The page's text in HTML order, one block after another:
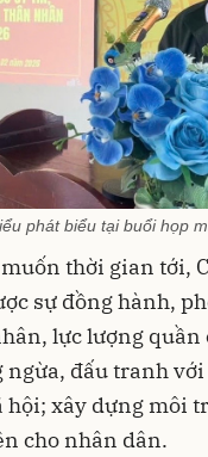
phát biểu tại buổi họp
thời gian tới,
sự đồng hành,
lực lượng quần
ngừa, đấu tranh
hội; xây dựng môi
cho nhân dân.